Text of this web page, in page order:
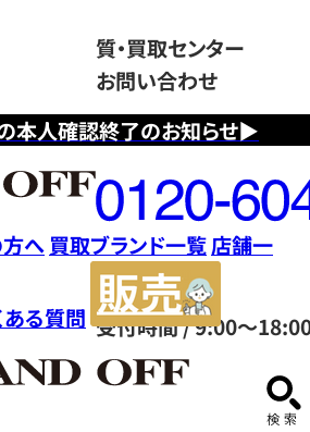
本人確認終了のお知らせ▶
質・買取センター
お問い合わせ
フ
リ
ー
ダ
イ
ヤ
ル
0120604117
受付時間 / 9:00～
へ 買取ブランド一覧店舗一
ある質問
サ